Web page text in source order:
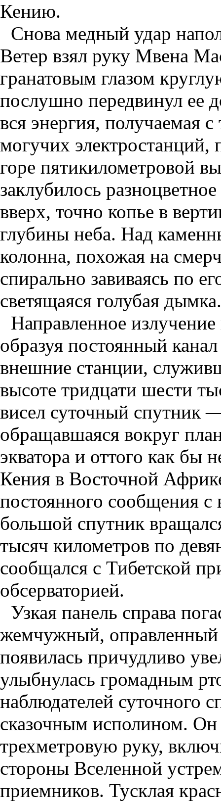
Кению.
Снова медный удар
Ветер взял руку Мвена
гранатовым глазом
послушно передвинул ее
вся энергия, получаемая
могучих электростанций,
горе пятикилометровой
заклубилось
вверх, точно копье в
глубины неба. Над
колонна, похожая на
спирально завиваясь по
светящаяся голубая дымка.
Направленное
образуя постоянный
внешние станции,
высоте тридцати шести
висел суточный спутник
обращавшаяся вокруг
экватора и оттого как бы
Кения в Восточной
постоянного сообщения
большой спутник
тысяч километров по
сообщался с Тибетской
обсерваторией.
Узкая панель справа
жемчужный, оправленный
появилась причудливо
улыбнулась громадным
наблюдателей суточного
сказочным исполином. Он
трехметровую руку,
стороны Вселенной
приемников. Тусклая